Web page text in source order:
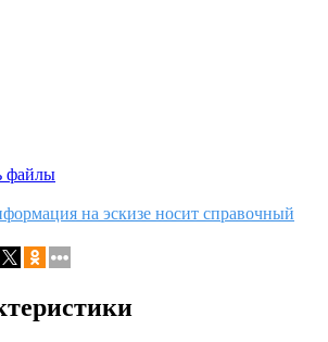
файлы
на эскизе носит справочный